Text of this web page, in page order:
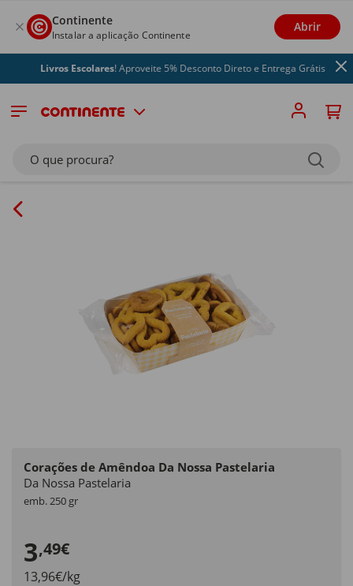
Continente
Instalar a aplicação Continente
Abrir
Livros Escolares! Aproveite 5% Desconto Direto e Entrega Grátis
O que procura?
Corações de Amêndoa Da Nossa Pastelaria
Da Nossa Pastelaria
emb. 250 gr
3,49€
13,96€/kg